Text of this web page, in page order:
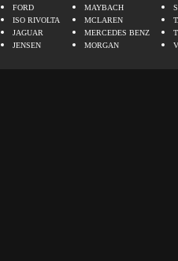
FORD
ISO RIVOLTA
JAGUAR
JENSEN
MAYBACH
MCLAREN
MERCEDES BENZ
MORGAN